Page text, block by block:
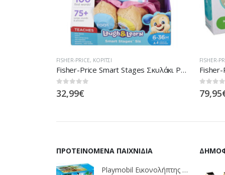
FISHER-PRICE, FISHER-PRICE
Fisher-Price Newborn To Toddler – Ριλάξ/Κούνια BCD28
0out of 5
79,95€ 0out of
15,99
ΠΡΟΤΕΙΝΌΜΕΝΑ ΠΑΙΧΝΊΔΙΑ
Playmobil Εικονολήπτης Και Οικογένεια Από Λύγκες 5561